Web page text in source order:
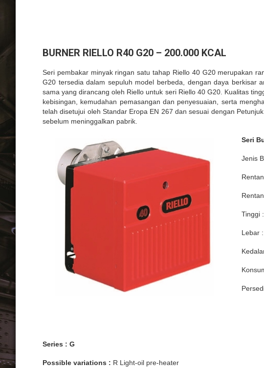
BURNER RIELLO R40 G20 – 200.000 KCAL
Seri pembakar minyak ringan satu tahap Riello 40 G20 merupakan
G20 tersedia dalam sepuluh model berbeda, dengan daya berkisar
sama yang dirancang oleh Riello untuk seri Riello 40 G20. Kualitas
kebisingan, kemudahan pemasangan dan penyesuaian, serta
telah disetujui oleh Standar Eropa EN 267 dan sesuai dengan
sebelum meninggalkan pabrik.
Seri
Jenis
Tinggi
Lebar
Series : G
Possible variations : R Light-oil pre-heater